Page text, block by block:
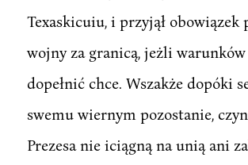
Texaskicuiu, i przyjął obowiązek
wojny za granicą, jeżli
dopełnić chce. Wszakże dopóki
swemu wiernym pozostanie,
Prezesa nie iciągną na unią ani